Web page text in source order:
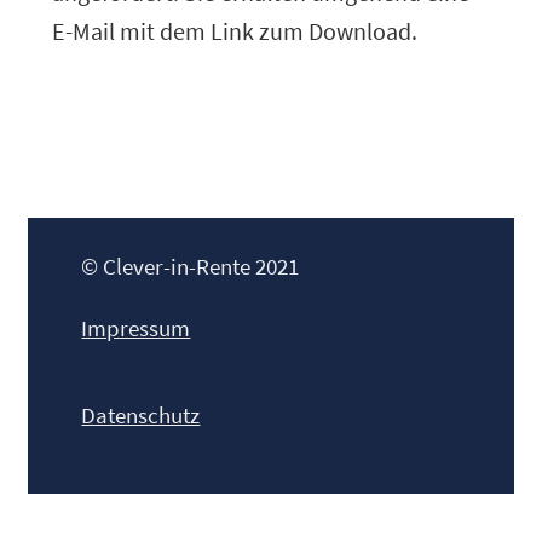
E-Mail mit dem Link zum Download.
© Clever-in-Rente 2021
Impressum
Datenschutz